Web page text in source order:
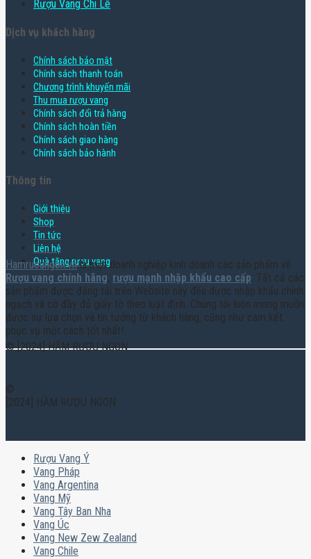
Rượu Vang Chi Lê
Dịch vụ khách hàng
Chính sách bảo mật
Chính sách thanh toán
Chương trình khuyến mãi
Thu mua rượu vang
Chính sách đổi trả hàng
Chính sách hoàn tiền
Chính sách giao hàng
Chính sách bảo hành
Thông tin
Giới thiệu
Shop
Tin tức
Liên hệ
Quà tặng rượu vang
Hamruoungon.vnlà một doanh nghiệp kinh doanh các sản phẩm về
Rượu vang chính hãng, rượu mạnh nhập khẩu cao cấp. Tất cả các
sản phẩm được đăng tải trên Website này đều được nhập khẩu chính
ngạch và có đầy đủ giấy tờ theo luật định. Chúng tôi luôn mong muốn
được sự lựa chọn và tin tưởng từ khách hàng, cũng như cam kết
phục vụ một cách tốt nhất!
© [2024] HẦM RƯỢU NGON
©
[2024] HẦM RƯỢU NGON
Rượu Vang Ý
Vang Pháp
Vang Argentina
Vang Mỹ
Vang Tây Ban Nha
Vang Úc
Vang New Zew Zealand
Vang Chile